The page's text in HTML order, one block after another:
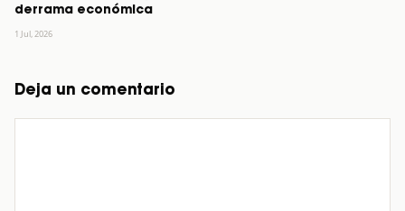
derrama económica
1 Jul, 2026
Deja un comentario
Comentario